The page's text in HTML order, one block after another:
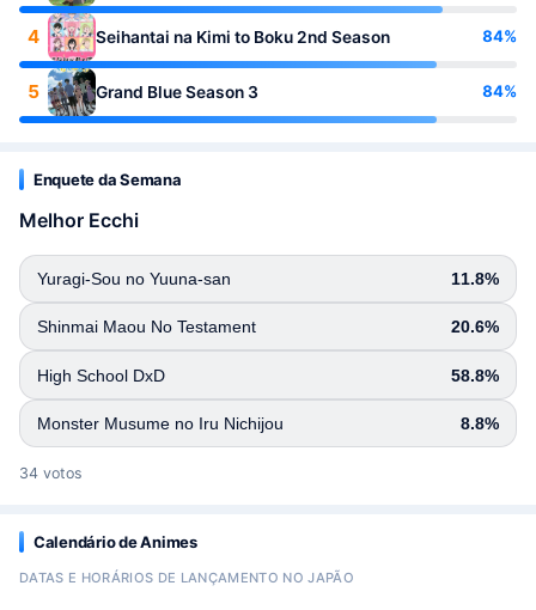
4 Seihantai na Kimi to Boku 2nd Season 84%
5 Grand Blue Season 3 84%
Enquete da Semana
Melhor Ecchi
Yuragi-Sou no Yuuna-san 11.8%
Shinmai Maou No Testament 20.6%
High School DxD 58.8%
Monster Musume no Iru Nichijou 8.8%
34 votos
Calendário de Animes
DATAS E HORÁRIOS DE LANÇAMENTO NO JAPÃO